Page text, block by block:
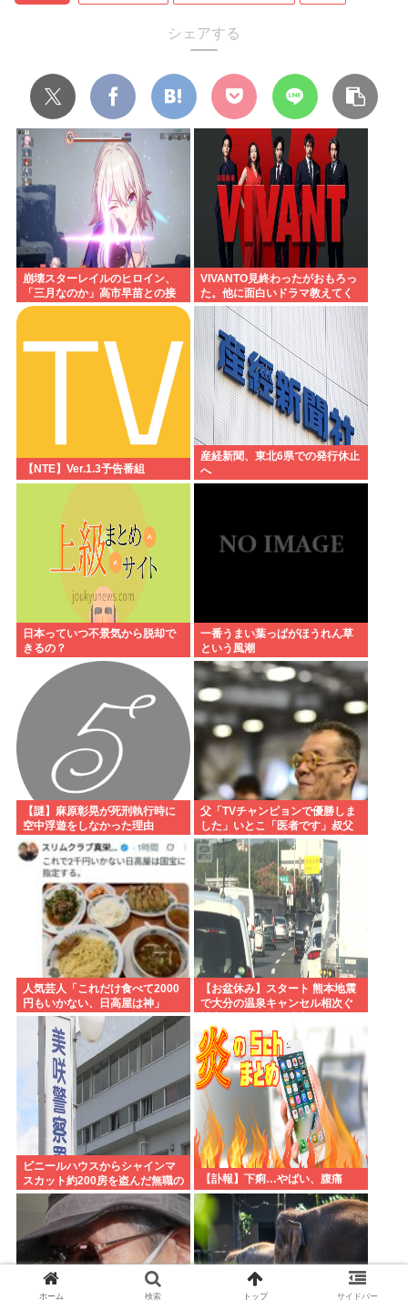
シェアする
崩壊スターレイルのヒロイン、
「三月なのか」高市早苗との接
点があまりにも多すぎる。もし
VIVANTO見終わったがおもろっ
た。他に面白いドラマ教えてく
れ
【NTE】Ver.1.3予告番組
産経新聞、東北6県での発行休止
へ
日本っていつ不景気から脱却で
きるの？
一番うまい葉っぱがほうれん草
という風潮
【謎】麻原彰晃が死刑執行時に
空中浮遊をしなかった理由
父「TVチャンピョンで優勝しま
した」いとこ「医者です」叔父
「三菱の宇宙/防衛開発の結構偉
い人です」
人気芸人「これだけ食べて2000
円もいかない、日高屋は神」
【お盆休み】スタート 熊本地震
で大分の温泉キャンセル相次ぐ
ビニールハウスからシャインマ
スカット約200房を盗んだ無職の
男逮捕 岡山
【訃報】下痢…やばい、腹痛
ホーム 検索 トップ サイドバー